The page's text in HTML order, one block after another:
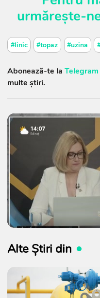
urmărește-
#linic #topaz #uzina
Abonează-te la
multe știri.
Alte Știri din